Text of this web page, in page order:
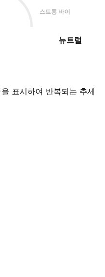
스트롱 바이
뉴트럴
표시하여 반복되는 추세